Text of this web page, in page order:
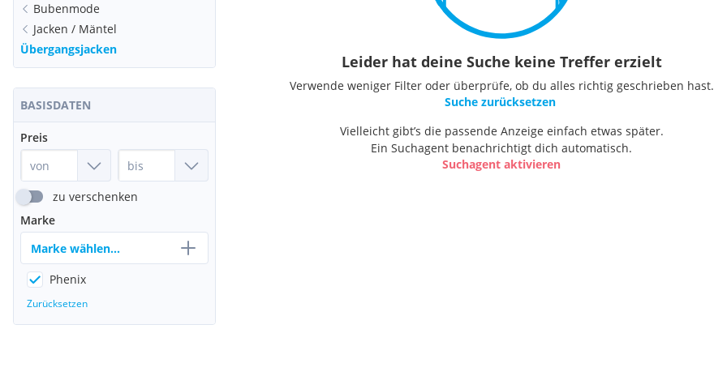
Bubenmode
Jacken / Mäntel
Übergangsjacken
BASISDATEN
Preis
zu verschenken
Marke
Marke wählen...
Phenix
Zurücksetzen
Leider hat deine Suche keine Treffer erzielt
Verwende weniger Filter oder überprüfe, ob du alles richtig geschrieben hast.
Suche zurücksetzen
Vielleicht gibt’s die passende Anzeige einfach etwas später.
Ein Suchagent benachrichtigt dich automatisch.
Suchagent aktivieren